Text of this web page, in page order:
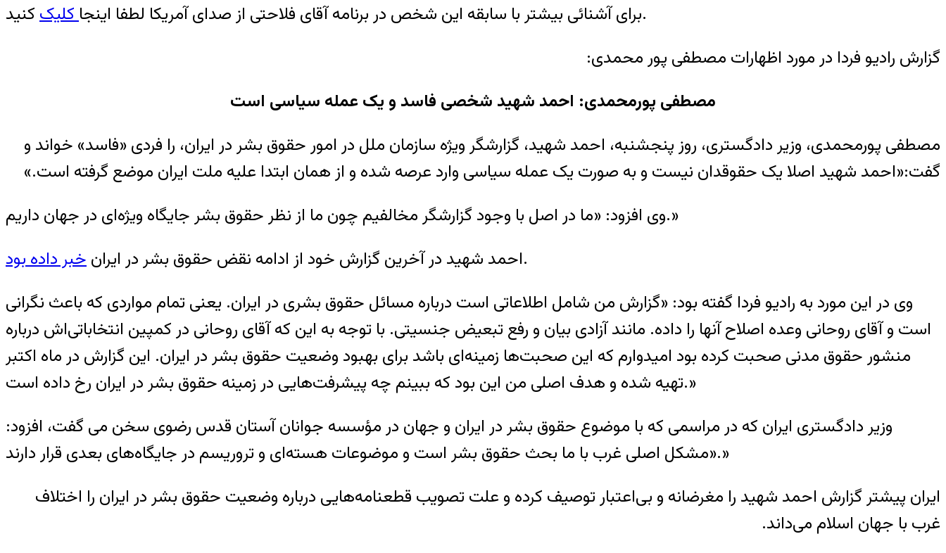
برای آشنائی بیشتر با سابقه این شخص در برنامه آقای فلاحتی از صدای آمریکا لطفا اینجاکلیک
کنید.
گزارش راديو فردا در مورد اظهارات مصطفی پور محمدی:
مصطفی پورمحمدی: احمد شهید شخصی فاسد و یک عمله سیاسی است
مصطفی پورمحمدی، وزیر دادگستری، روز پنجشنبه، احمد شهید، گزارشگر ویژه سازمان ملل در امور حقوق بشر در ایران، را فردی «فاسد» خواند و
گفت:«احمد شهيد اصلا يک حقوقدان نيست و به صورت يک عمله سياسی وارد عرصه شده و از همان ابتدا عليه ملت ايران موضع گرفته است.»
وی افزود: «ما در اصل با وجود گزارشگر مخالفیم چون ما از نظر حقوق بشر جایگاه ویژه‌ای در جهان داریم.»
احمد شهید در آخرین گزارش خود از ادامه نقض حقوق بشر در ایرانخبر داده بود
.
وی در این مورد به رادیو فردا گفته بود: «گزارش من شامل اطلاعاتی است درباره مسائل حقوق بشری در ایران. یعنی تمام مواردی که باعث نگرانی
است و آقای روحانی وعده اصلاح آنها را داده. مانند آزادی بیان و رفع تبعیض جنسیتی. با توجه به این که آقای روحانی در کمپین انتخاباتی‌اش درباره
منشور حقوق مدنی صحبت کرده بود امیدوارم که این صحبت‌ها زمینه‌ای باشد برای بهبود وضعیت حقوق بشر در ایران. این گزارش در ماه اکتبر
تهیه شده و هدف اصلی من این بود که ببینم چه پیشرفت‌هایی در زمینه حقوق بشر در ایران رخ داده است.»
وزیر دادگستری ایران که در مراسمی که با موضوع حقوق بشر در ايران و جهان در مؤسسه جوانان آستان قدس رضوی سخن می گفت، افزود:
«مشکل اصلی غرب با ما بحث حقوق بشر است و موضوعات هسته‌ای و تروريسم در جايگاه‌های بعدی قرار دارند.»
ایران پیشتر گزارش احمد شهید را مغرضانه و بی‌اعتبار توصیف کرده و علت تصویب قطعنامه‌هایی درباره وضعیت حقوق بشر در ایران را اختلاف
غرب با جهان اسلام می‌داند.